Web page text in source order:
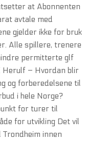
at Abonnenten
avtale med
gjelder ikke for bruk
Alle spillere, trenere
permitterte glf
Herulf – Hvordan blir
og forberedelsene til
i hele Norge?
for turer til
for utvikling Det vil
innen